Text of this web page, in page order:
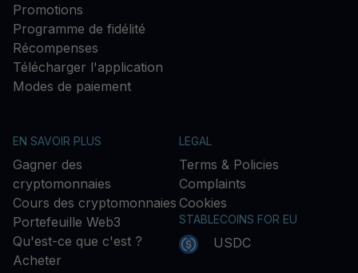
Promotions
Programme de fidélité
Récompenses
Télécharger l'application
Modes de paiement
EN SAVOIR PLUS
Gagner des
cryptomonnaies
Cours des cryptomonnaies
Portefeuille Web3
Qu'est-ce que c'est ?
Acheter
LEGAL
Terms & Policies
Complaints
Cookies
STABLECOINS FOR EU
USDC